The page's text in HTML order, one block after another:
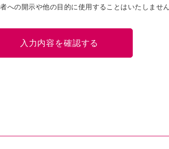
への開示や他の目的に使用することはいたしませ
入力内容を確認する